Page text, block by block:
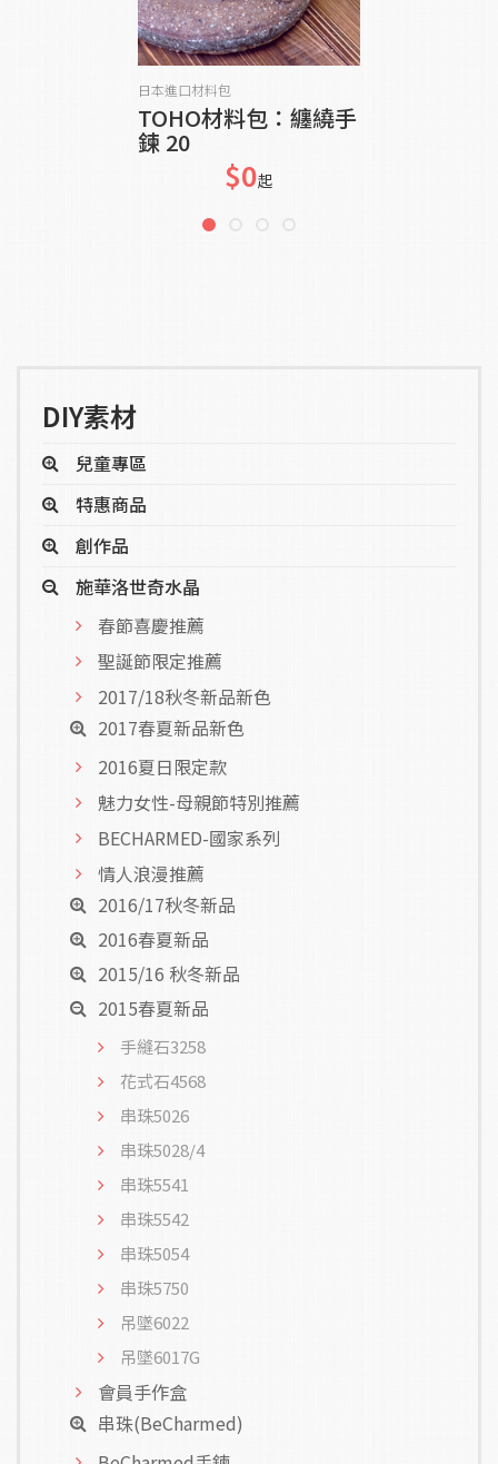
貨到通知我
日本進口材料包
TOHO材料包：纏繞手
鍊 20
$0起
DIY素材
兒童專區
特惠商品
創作品
施華洛世奇水晶
春節喜慶推薦
聖誕節限定推薦
2017/18秋冬新品新色
2017春夏新品新色
2016夏日限定款
魅力女性-母親節特別推薦
BECHARMED-國家系列
情人浪漫推薦
2016/17秋冬新品
2016春夏新品
2015/16 秋冬新品
2015春夏新品
手縫石3258
花式石4568
串珠5026
串珠5028/4
串珠5541
串珠5542
串珠5054
串珠5750
吊墜6022
吊墜6017G
會員手作盒
串珠(BeCharmed)